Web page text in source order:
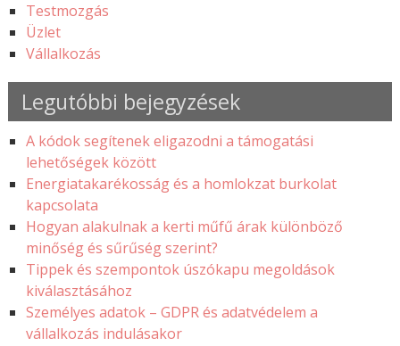
Testmozgás
Üzlet
Vállalkozás
Legutóbbi bejegyzések
A kódok segítenek eligazodni a támogatási
lehetőségek között
Energiatakarékosság és a homlokzat burkolat
kapcsolata
Hogyan alakulnak a kerti műfű árak különböző
minőség és sűrűség szerint?
Tippek és szempontok úszókapu megoldások
kiválasztásához
Személyes adatok – GDPR és adatvédelem a
vállalkozás indulásakor